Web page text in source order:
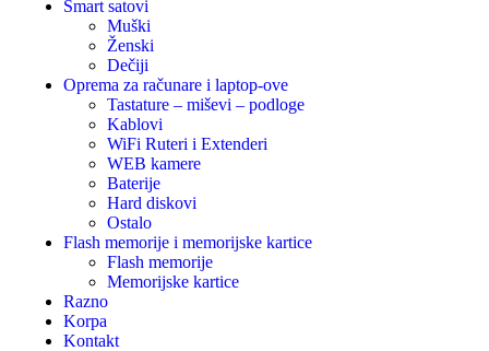
Smart satovi
Muški
Ženski
Dečiji
Oprema za računare i laptop-ove
Tastature – miševi – podloge
Kablovi
WiFi Ruteri i Extenderi
WEB kamere
Baterije
Hard diskovi
Ostalo
Flash memorije i memorijske kartice
Flash memorije
Memorijske kartice
Razno
Korpa
Kontakt